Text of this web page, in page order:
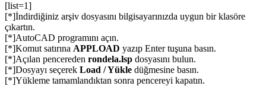
[list=1]
[*]İndirdiğiniz arşiv dosyasını bilgisayarınızda uygun bir klasöre
çıkartın.
[*]AutoCAD programını açın.
[*]Komut satırına APPLOAD yazıp Enter tuşuna basın.
[*]Açılan pencereden rondela.lsp dosyasını bulun.
[*]Dosyayı seçerek Load / Yükle düğmesine basın.
[*]Yükleme tamamlandıktan sonra pencereyi kapatın.